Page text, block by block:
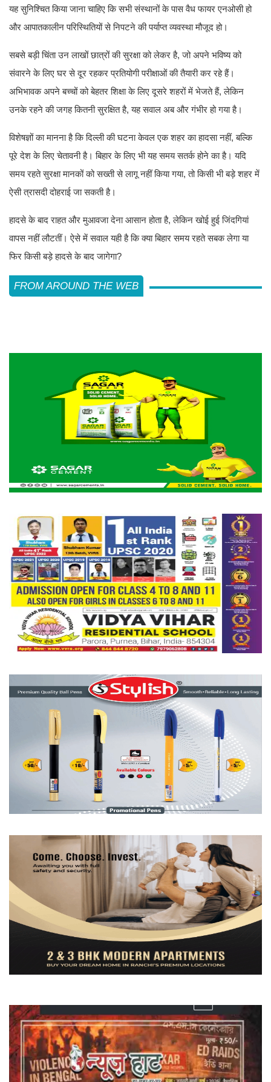
यह सुनिश्चित किया जाना चाहिए कि सभी संस्थानों के पास वैध फायर एनओसी हो
और आपातकालीन परिस्थितियों से निपटने की पर्याप्त व्यवस्था मौजूद हो।
सबसे बड़ी चिंता उन लाखों छात्रों की सुरक्षा को लेकर है, जो अपने भविष्य को
संवारने के लिए घर से दूर रहकर प्रतियोगी परीक्षाओं की तैयारी कर रहे हैं।
अभिभावक अपने बच्चों को बेहतर शिक्षा के लिए दूसरे शहरों में भेजते हैं, लेकिन
उनके रहने की जगह कितनी सुरक्षित है, यह सवाल अब और गंभीर हो गया है।
विशेषज्ञों का मानना है कि दिल्ली की घटना केवल एक शहर का हादसा नहीं, बल्कि
पूरे देश के लिए चेतावनी है। बिहार के लिए भी यह समय सतर्क होने का है। यदि
समय रहते सुरक्षा मानकों को सख्ती से लागू नहीं किया गया, तो किसी भी बड़े शहर में
ऐसी त्रासदी दोहराई जा सकती है।
हादसे के बाद राहत और मुआवजा देना आसान होता है, लेकिन खोई हुई जिंदगियां
वापस नहीं लौटतीं। ऐसे में सवाल यही है कि क्या बिहार समय रहते सबक लेगा या
फिर किसी बड़े हादसे के बाद जागेगा?
FROM AROUND THE WEB